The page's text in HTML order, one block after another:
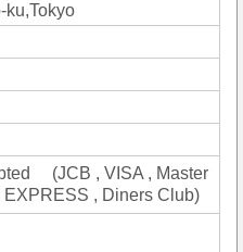
ku,Tokyo
(JCB , VISA , Master
, Diners Club)